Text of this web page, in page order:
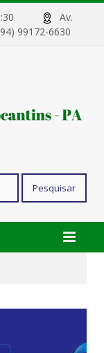
13:30
Av.
99172-6630